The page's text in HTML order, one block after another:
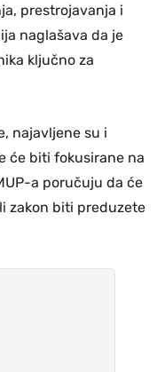
prestrojavanja i
naglašava da je
ključno za
najavljene su i
će biti fokusirane na
a poručuju da će
zakon biti preduzete